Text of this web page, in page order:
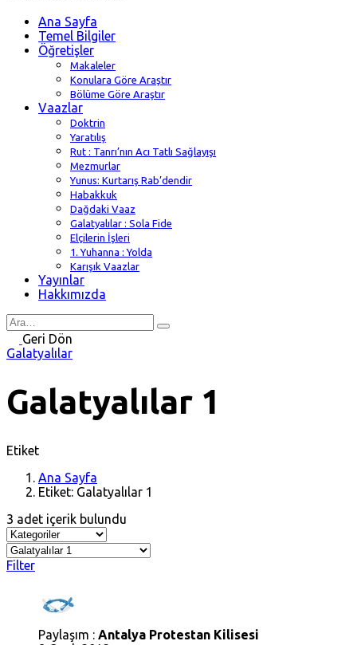
Ana Sayfa
Temel Bilgiler
Öğretişler
Makaleler
Konulara Göre Araştır
Bölüme Göre Araştır
Vaazlar
Doktrin
Yaratılış
Rut : Tanrı’nın Acı Tatlı Sağlayışı
Mezmurlar
Yunus: Kurtarış Rab’dendir
Habakkuk
Dağdaki Vaaz
Galatyalılar : Sola Fide
Elçilerin İşleri
1. Yuhanna : Yolda
Karışık Vaazlar
Yayınlar
Hakkımızda
Search
forGeri Dön
Galatyalılar
Galatyalılar 1
Etiket
Ana Sayfa
Etiket: Galatyalılar 1
3 adet içerik bulundu
Filter
Paylaşım : Antalya Protestan Kilisesi